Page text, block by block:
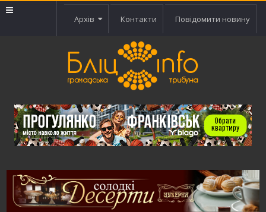
Архів Контакти Повідомити новину